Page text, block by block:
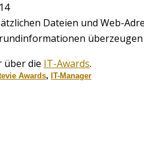
Dateien und Web-
überzeugen
über die IT-Awards.
Awards, IT-Manager